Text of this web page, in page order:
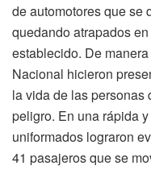
de automotores que se
quedando atrapados
establecido. De
Nacional hicieron
la vida de las personas
peligro. En una rápida
uniformados lograron
41 pasajeros que se